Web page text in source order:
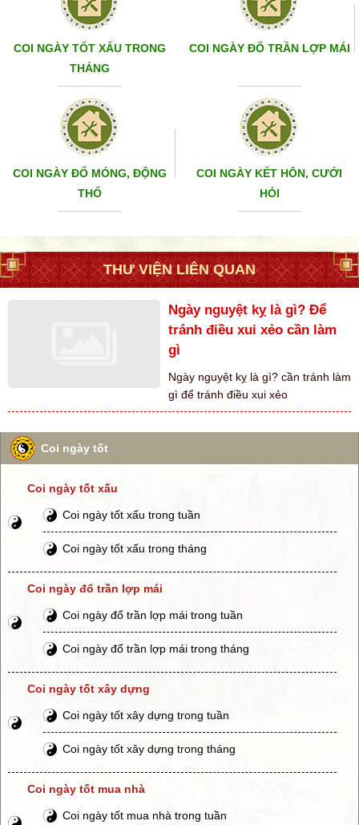
COI NGÀY TỐT XẤU TRONG
THÁNG
COI NGÀY ĐỔ TRẦN LỢP MÁI
COI NGÀY ĐỔ MÓNG, ĐỘNG
THỔ
COI NGÀY KẾT HÔN, CƯỚI
HỎI
THƯ VIỆN LIÊN QUAN
Ngày nguyệt kỵ là gì? Để
tránh điều xui xẻo cần làm
gì
Ngày nguyệt kỵ là gì? cần tránh làm
gì để tránh điều xui xẻo
Coi ngày tốt
Coi ngày tốt xấu
Coi ngày tốt xấu trong tuần
Coi ngày tốt xấu trong tháng
Coi ngày đổ trần lợp mái
Coi ngày đổ trần lợp mái trong tuần
Coi ngày đổ trần lợp mái trong tháng
Coi ngày tốt xây dựng
Coi ngày tốt xây dựng trong tuần
Coi ngày tốt xây dựng trong tháng
Coi ngày tốt mua nhà
Coi ngày tốt mua nhà trong tuần